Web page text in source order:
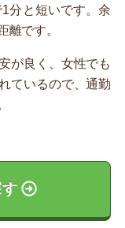
分と短いです。余
離です。
が良く、女性でも
ているので、通勤